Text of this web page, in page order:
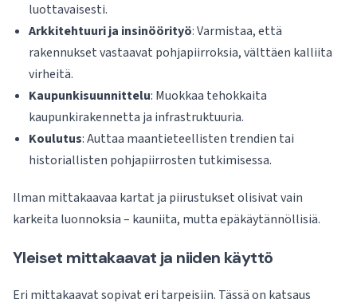
luottavaisesti.
Arkkitehtuuri ja insinöörityö: Varmistaa, että
rakennukset vastaavat pohjapiirroksia, välttäen kalliita
virheitä.
Kaupunkisuunnittelu: Muokkaa tehokkaita
kaupunkirakennetta ja infrastruktuuria.
Koulutus: Auttaa maantieteellisten trendien tai
historiallisten pohjapiirrosten tutkimisessa.
Ilman mittakaavaa kartat ja piirustukset olisivat vain
karkeita luonnoksia – kauniita, mutta epäkäytännöllisiä.
Yleiset mittakaavat ja niiden käyttö
Eri mittakaavat sopivat eri tarpeisiin. Tässä on katsaus